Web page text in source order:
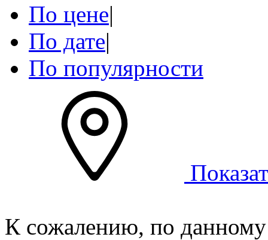
По цене|
По дате|
По популярности
К сожалению, по данному